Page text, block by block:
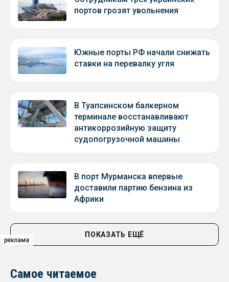
реклама
реклама
реклама
портов грозят увольнения
Южные порты РФ начали снижать
ставки на перевалку угля
В Туапсинском балкерном
терминале восстанавливают
антикоррозийную защиту
судопогрузочной машины
В порт Мурманска впервые
доставили партию бензина из
Африки
ПОКАЗАТЬ ЕЩЁ
Самое читаемое